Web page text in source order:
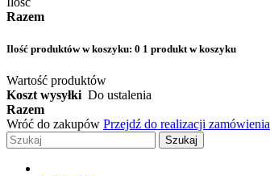
Razem
Ilość produktów w koszyku: 0 1 produkt w koszyku
Wartość produktów
Koszt wysyłki Do ustalenia
Razem
Wróć do zakupów Przejdź do realizacji zamówienia
Szukaj